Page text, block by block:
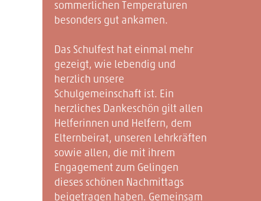
sommerlichen Temperaturen
besonders gut ankamen.
Das Schulfest hat einmal mehr
gezeigt, wie lebendig und
herzlich unsere
Schulgemeinschaft ist. Ein
herzliches Dankeschön gilt allen
Helferinnen und Helfern, dem
Elternbeirat, unseren Lehrkräften
sowie allen, die mit ihrem
Engagement zum Gelingen
dieses schönen Nachmittags
beigetragen haben. Gemeinsam